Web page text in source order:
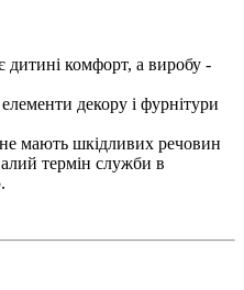
дитині комфорт, а виробу -
декору і фурнітури
не мають шкідливих речовин
термін служби в